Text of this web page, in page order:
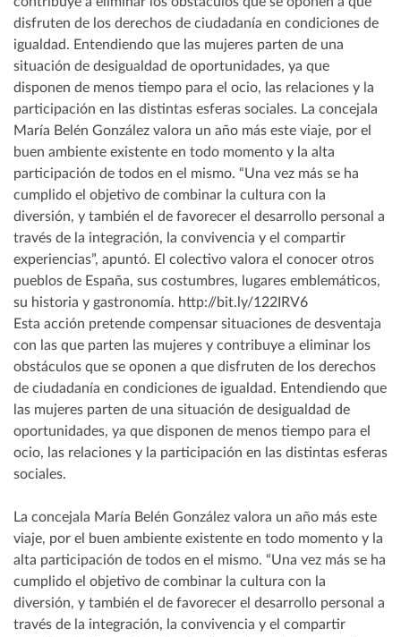
Esta acción pretende compensar situaciones de desventaja
con las que parten las mujeres y contribuye a eliminar los
obstáculos que se oponen a que disfruten de los derechos
de ciudadanía en condiciones de igualdad. Entendiendo que
las mujeres parten de una situación de desigualdad de
oportunidades, ya que disponen de menos tiempo para el
ocio, las relaciones y la participación en las distintas esferas
sociales.
La concejala María Belén González valora un año más este
viaje, por el buen ambiente existente en todo momento y la
alta participación de todos en el mismo. “Una vez más se ha
cumplido el objetivo de combinar la cultura con la
diversión, y también el de favorecer el desarrollo personal a
través de la integración, la convivencia y el compartir